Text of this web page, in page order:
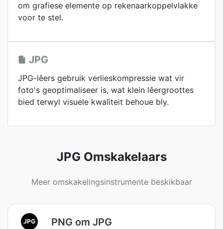
om grafiese elemente op rekenaarkoppelvlakke
voor te stel.
JPG
JPG-lêers gebruik verlieskompressie wat vir
foto's geoptimaliseer is, wat klein lêergroottes
bied terwyl visuele kwaliteit behoue bly.
JPG Omskakelaars
Meer omskakelingsinstrumente beskikbaar
JPG PNG om JPG